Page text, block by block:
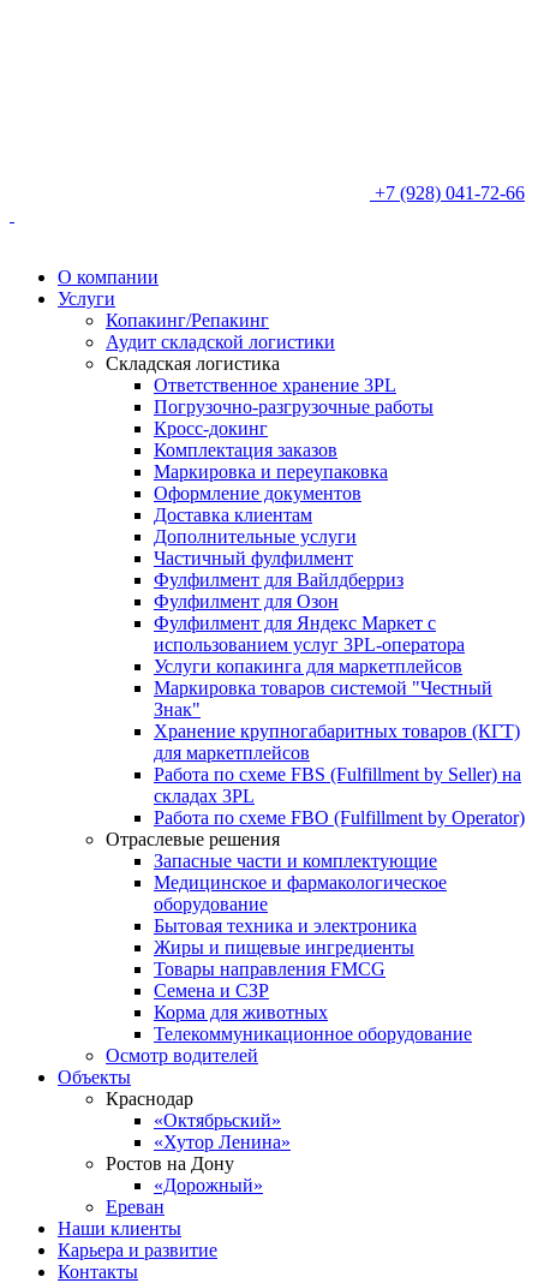
+7 (928) 041-72-66
О компании
Услуги
Копакинг/Репакинг
Аудит складской логистики
Складская логистика
Ответственное хранение 3PL
Погрузочно-разгрузочные работы
Кросс-докинг
Комплектация заказов
Маркировка и переупаковка
Оформление документов
Доставка клиентам
Дополнительные услуги
Частичный фулфилмент
Фулфилмент для Вайлдберриз
Фулфилмент для Озон
Фулфилмент для Яндекс Маркет с
использованием услуг 3PL-оператора
Услуги копакинга для маркетплейсов
Маркировка товаров системой "Честный
Знак"
Хранение крупногабаритных товаров (КГТ)
для маркетплейсов
Работа по схеме FBS (Fulfillment by Seller) на
складах 3PL
Работа по схеме FBO (Fulfillment by Operator)
Отраслевые решения
Запасные части и комплектующие
Медицинское и фармакологическое
оборудование
Бытовая техника и электроника
Жиры и пищевые ингредиенты
Товары направления FMCG
Семена и СЗР
Корма для животных
Телекоммуникационное оборудование
Осмотр водителей
Объекты
Краснодар
«Октябрьский»
«Хутор Ленина»
Ростов на Дону
«Дорожный»
Ереван
Наши клиенты
Карьера и развитие
Контакты